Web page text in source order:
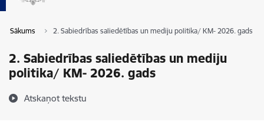
Sākums 2. Sabiedrības saliedētības un mediju politika/ KM- 2026. gads
2. Sabiedrības saliedētības un mediju
politika/ KM- 2026. gads
Atskaņot tekstu